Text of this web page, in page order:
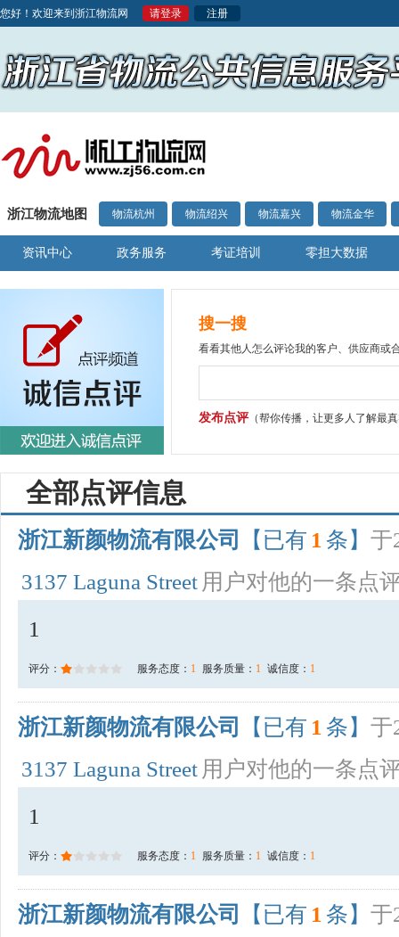
您好！欢迎来到浙江物流网 请登录 注册
浙江物流地图 物流杭州 物流绍兴 物流嘉兴 物流金华
资讯中心 政务服务 考证培训 零担大数据
搜一搜
看看其他人怎么评论我的客户、供应商或
发布点评（帮你传播，让更多人了解最
全部点评信息
浙江新颜物流有限公司 【已有 1 条】 于
3137 Laguna Street 用户对他的一条点
1
评分： 服务态度： 1 服务质量： 1 诚信度： 1
浙江新颜物流有限公司 【已有 1 条】 于
3137 Laguna Street 用户对他的一条点
1
评分： 服务态度： 1 服务质量： 1 诚信度： 1
浙江新颜物流有限公司 【已有 1 条】 于